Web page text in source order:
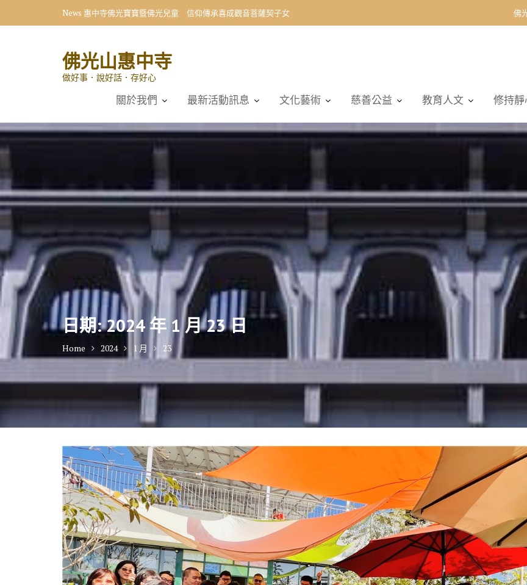
News 惠中寺佛光寶寶暨佛光兒童 信仰傳承喜成觀音菩薩契子女 佛
佛光山惠中寺
做好事．說好話．存好心
關於我們 最新活動訊息 文化藝術 慈善公益 教育人文 修持靜
日期:2024 年 1 月 23 日
Home 2024 1 月 23